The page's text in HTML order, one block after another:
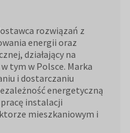
rozwiązań z
energii oraz
działający na
tym w Polsce. Marka
i dostarczaniu
energetyczną
instalacji
mieszkaniowym i